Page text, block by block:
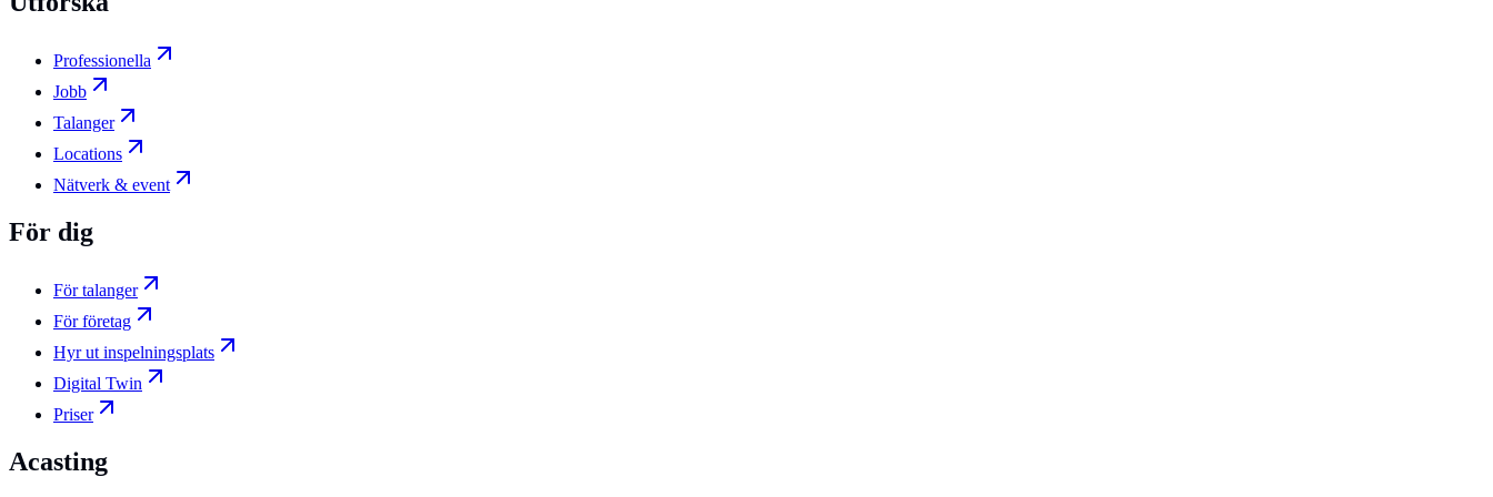
Professionella
Jobb
Talanger
Locations
Nätverk & event
För dig
För talanger
För företag
Hyr ut inspelningsplats
Digital Twin
Priser
Acasting